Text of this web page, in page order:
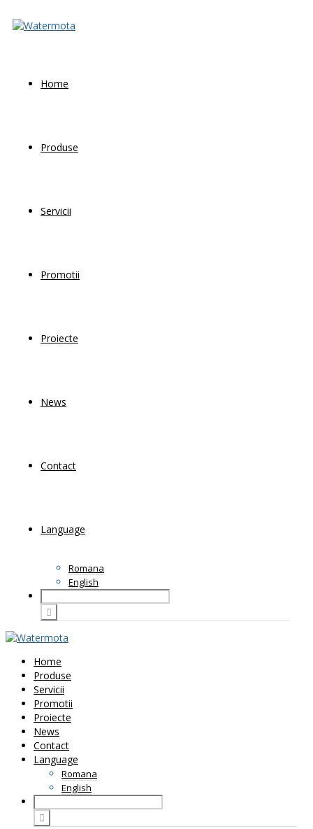
Home
Produse
Servicii
Promotii
Proiecte
News
Contact
Language
Romana
English
Home
Produse
Servicii
Promotii
Proiecte
News
Contact
Language
Romana
English